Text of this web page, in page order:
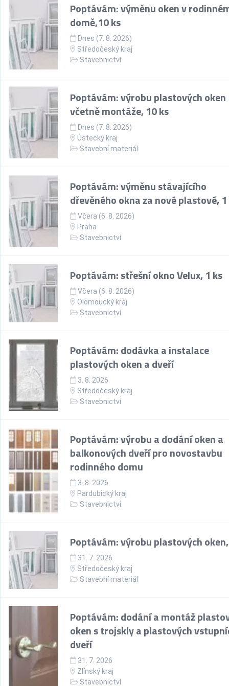
Poptávám: výměnu oken v
domě,10 ks
Dnes (7. 8. 2026)
Středočeský kraj
Stavebnictví
Poptávám: výrobu plastových oken
včetně montáže, 10 ks
Dnes (7. 8. 2026)
Ústecký kraj
Stavební materiál
Poptávám: výměnu stávajícího
dřevěného okna za nové plastové,
Včera (6. 8. 2026)
Praha
Stavebnictví
Poptávám: střešní okno Velux, 1 ks
Včera (6. 8. 2026)
Olomoucký kraj
Stavebnictví
Poptávám: dodávka a instalace
plastových oken a dveří
3. 8. 2026
Středočeský kraj
Stavebnictví
Poptávám: výrobu a dodání oken a
balkonových dveří pro novostavbu
rodinného domu
3. 8. 2026
Pardubický kraj
Stavebnictví
Poptávám: výrobu plastových
31. 7. 2026
Středočeský kraj
Stavební materiál
Poptávám: dodání a montáž
oken s trojskly a plastových
dveří
31. 7. 2026
Zlínský kraj
Stavebnictví